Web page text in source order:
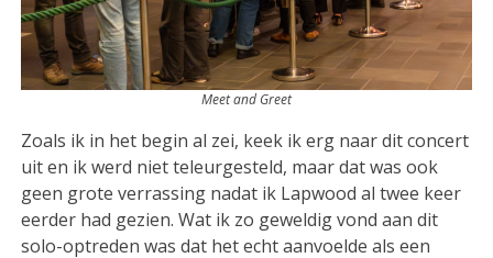
Meet and Greet
Zoals ik in het begin al zei, keek ik erg naar dit concert
uit en ik werd niet teleurgesteld, maar dat was ook
geen grote verrassing nadat ik Lapwood al twee keer
eerder had gezien. Wat ik zo geweldig vond aan dit
solo-optreden was dat het echt aanvoelde als een